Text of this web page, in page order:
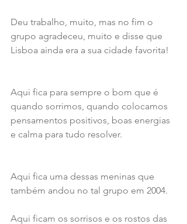
Deu trabalho, muito, mas no fim o
grupo agradeceu, muito e disse que
Lisboa ainda era a sua cidade favorita!
Aqui fica para sempre o bom que é
quando sorrimos, quando colocamos
pensamentos positivos, boas energias
e calma para tudo resolver.
Aqui fica uma dessas meninas que
também andou no tal grupo em 2004.
Aqui ficam os sorrisos e os rostos das